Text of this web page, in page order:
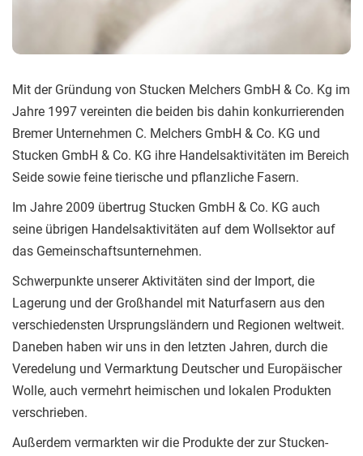
Mit der Gründung von Stucken Melchers GmbH & Co. Kg im
Jahre 1997 vereinten die beiden bis dahin konkurrierenden
Bremer Unternehmen C. Melchers GmbH & Co. KG und
Stucken GmbH & Co. KG ihre Handelsaktivitäten im Bereich
Seide sowie feine tierische und pflanzliche Fasern.
Im Jahre 2009 übertrug Stucken GmbH & Co. KG auch
seine übrigen Handelsaktivitäten auf dem Wollsektor auf
das Gemeinschaftsunternehmen.
Schwerpunkte unserer Aktivitäten sind der Import, die
Lagerung und der Großhandel mit Naturfasern aus den
verschiedensten Ursprungsländern und Regionen weltweit.
Daneben haben wir uns in den letzten Jahren, durch die
Veredelung und Vermarktung Deutscher und Europäischer
Wolle, auch vermehrt heimischen und lokalen Produkten
verschrieben.
Außerdem vermarkten wir die Produkte der zur Stucken-